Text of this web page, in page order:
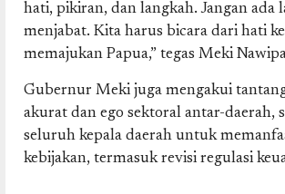
hati, pikiran, dan langkah. Jangan ada
menjabat. Kita harus bicara dari hati
memajukan Papua,” tegas Meki
Gubernur Meki juga mengakui
akurat dan ego sektoral antar-daerah,
seluruh kepala daerah untuk
kebijakan, termasuk revisi regulasi